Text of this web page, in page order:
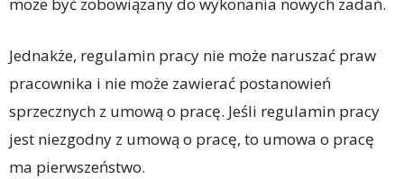
może być zobowiązany do wykonania nowych zadań.
Jednakże, regulamin pracy nie może naruszać praw
pracownika i nie może zawierać postanowień
sprzecznych z umową o pracę. Jeśli regulamin pracy
jest niezgodny z umową o pracę, to umowa o pracę
ma pierwszeństwo.